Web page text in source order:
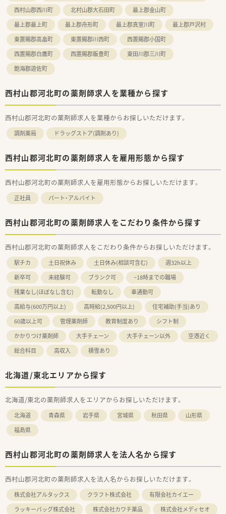
西村山郡西川町
北村山郡大石田町
最上郡金山町
最上郡最上町
最上郡舟形町 最上郡真室川町
最上郡戸沢村
東置賜郡高畠町
東置賜郡川西町
西置賜郡小国町
西置賜郡白鷹町
西置賜郡飯豊町
東田川郡三川町
飽海郡遊佐町
西村山郡河北町の薬剤師求人を業種から探す
西村山郡河北町の薬剤師求人を業種からお探しいただけます。
調剤薬局 ドラッグストア(調剤あり)
西村山郡河北町の薬剤師求人を雇用形態から探す
西村山郡河北町の薬剤師求人を雇用形態からお探しいただけます。
正社員 パート・アルバイト
西村山郡河北町の薬剤師求人をこだわり条件から探す
西村山郡河北町の薬剤師求人をこだわり条件からお探しいただけます。
駅チカ 土日祝休み 土日休み(相談可含む)
週32h以上
新卒可
未経験可 ブランク可
~18時までの職場
残業なし(ほぼなし含む)
転勤なし
車通勤可
高給与(600万円以上)
高時給(2,500円以上)
住宅補助(手当)あり
60歳以上可
管理薬剤師 教育制度あり
シフト制
かかりつけ薬剤師
大手チェーン 大手チェーン以外
空港近く
総合科目
高収入 積雪あり
北海道/東北エリアから探す
北海道/東北の薬剤師求人をエリアからお探しいただけます。
北海道 青森県 岩手県 宮城県 秋田県
山形県
福島県
西村山郡河北町の薬剤師求人を法人名から探す
西村山郡河北町の薬剤師求人を法人名からお探しいただけます。
株式会社アルタックス クラフト株式会社
有限会社カイエー
ラッキーバッグ株式会社
株式会社カワチ薬品
株式会社メディセオ